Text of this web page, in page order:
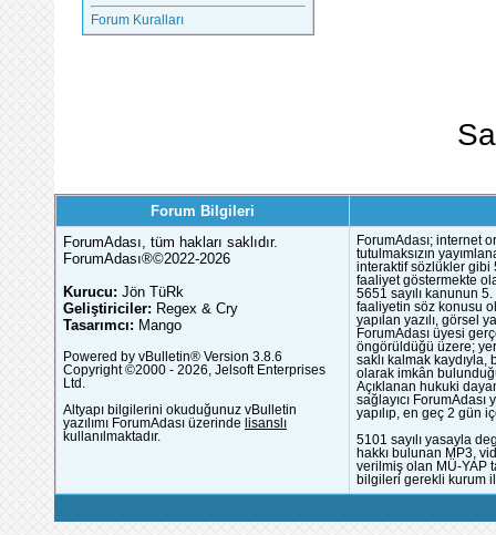
Forum Kuralları
Forum Bilgileri
ForumAdası, tüm hakları saklıdır.
ForumAdası®©2022-2026
Kurucu: Jön TüRk
Geliştiriciler: Regex & Cry
Tasarımcı: Mango
Powered by vBulletin® Version 3.8.6
Copyright ©2000 - 2026, Jelsoft Enterprises
Ltd.
Altyapı bilgilerini okuduğunuz vBulletin
yazılımı ForumAdası üzerinde lisanslı
kullanılmaktadır.
ForumAdası; internet
tutulmaksızın
interaktif sözlükler gibi
faaliyet göstermekte
5651 sayılı kanunun
faaliyetin söz konusu
yapılan yazılı, görsel
ForumAdası üyesi
öngörüldüğü üzere;
saklı kalmak
olarak imkân
Açıklanan hukuki
sağlayıcı
yapılıp, en geç 2 gün
5101 sayılı yasayla
hakkı bulunan MP3,
verilmiş olan MÜ-YAP
bilgileri gerekli kurum